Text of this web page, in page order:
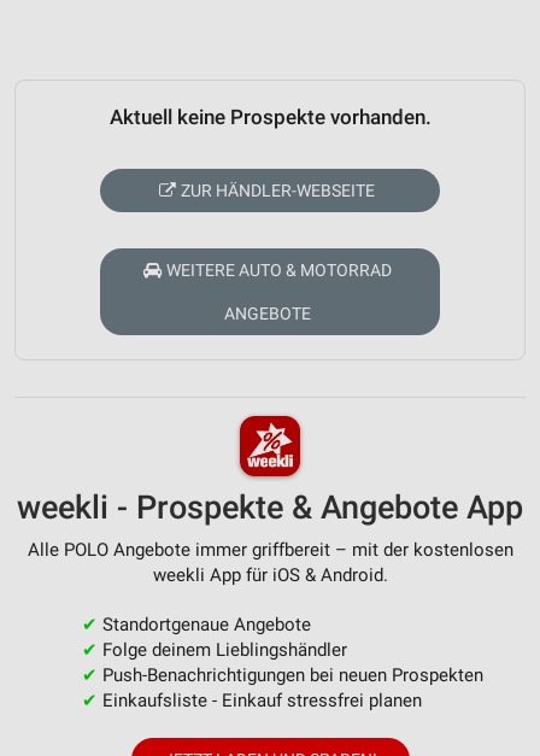
Aktuell keine Prospekte vorhanden.
ZUR HÄNDLER-WEBSEITE
WEITERE AUTO & MOTORRAD
ANGEBOTE
weekli - Prospekte & Angebote App
Alle POLO Angebote immer griffbereit – mit der kostenlosen
weekli App für iOS & Android.
✔ Standortgenaue Angebote
✔ Folge deinem Lieblingshändler
✔ Push-Benachrichtigungen bei neuen Prospekten
✔ Einkaufsliste - Einkauf stressfrei planen